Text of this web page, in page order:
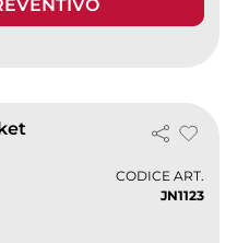
CODICE ART.
JN1123